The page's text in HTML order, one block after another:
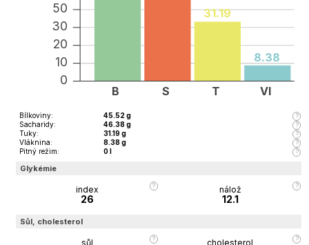
0
10
20
30
50 31.19
8.38
B S T Vl
Bílkoviny: 45.52g
Sacharidy: 46.38g
Tuky: 31.19g
Vláknina: 8.38g
Pitný režim: 0l
Glykémie
index
26
nálož
12.1
Sůl, cholesterol
sůl cholesterol